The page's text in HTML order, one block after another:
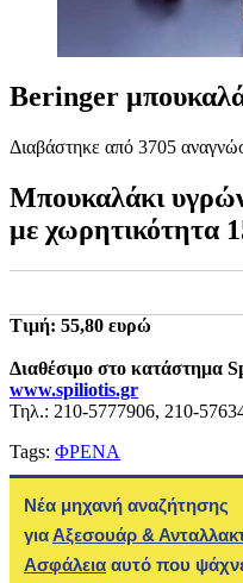
Beringer
Διαβάστηκε από 3705
Μπουκαλάκι
με χωρητικότητα
Τιμή: 55,80 ευρώ
Διαθέσιμo στο κατάστημα
www.spiliotis.gr
Τηλ.: 210-5777906, 210-
Tags: ΦΡΕΝΑ
Νέα μηχανή αναζήτησης
γιαΑξεσουάρ &
Ασφάλεια αυτό που